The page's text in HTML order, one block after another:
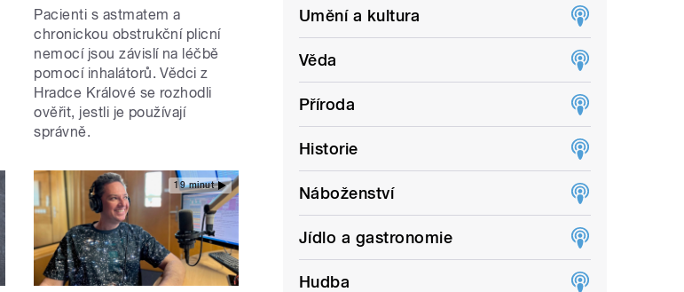
Pacienti s astmatem a
chronickou obstrukční plicní
nemocí jsou závislí na léčbě
pomocí inhalátorů. Vědci z
Hradce Králové se rozhodli
ověřit, jestli je používají
správně.
19 minut
Umění a kultura
Věda
Příroda
Historie
Náboženství
Jídlo a gastronomie
Hudba